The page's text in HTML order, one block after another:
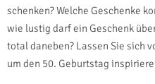
schenken? Welche Geschenke
wie lustig darf ein Geschenk
total daneben? Lassen Sie sich
um den 50. Geburtstag